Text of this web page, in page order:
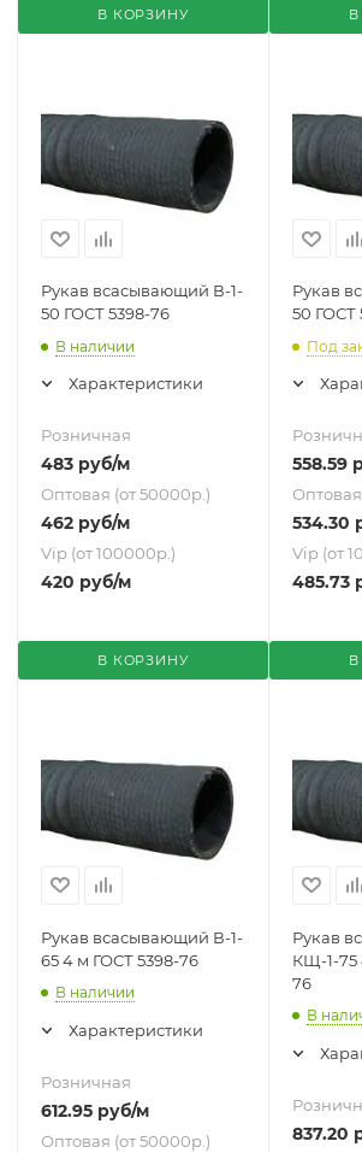
В КОРЗИНУ
Рукав всасывающий В-1-
50 ГОСТ 5398-76
В наличии
Характеристики
Розничная
483 руб/м
Оптовая (от 50000р.)
462 руб/м
Vip (от 100000р.)
420 руб/м
В КОРЗИНУ
Рукав
50 ГОСТ
Под
558.59
534.30
Vip (от
485.73
Рукав всасывающий В-1-
65 4 м ГОСТ 5398-76
В наличии
Характеристики
Розничная
612.95 руб/м
Оптовая (от 50000р.)
Рукав
КЩ-1-75
76
В
837.20